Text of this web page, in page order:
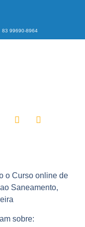
83 99690-8964
o Curso online de
Saneamento,
sobre: